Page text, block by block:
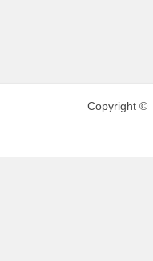
Copyright ©